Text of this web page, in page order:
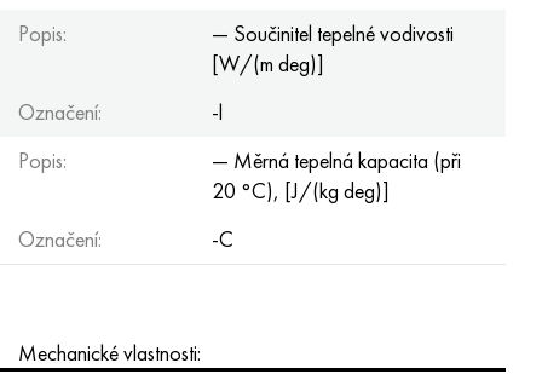
Popis:
— Součinitel tepelné vodivosti
[W/(m deg)]
Označení:
-l
Popis:
— Měrná tepelná kapacita (při
20 °C), [J/(kg deg)]
Označení:
-C
Mechanické vlastnosti: